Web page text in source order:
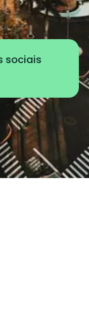
sociais